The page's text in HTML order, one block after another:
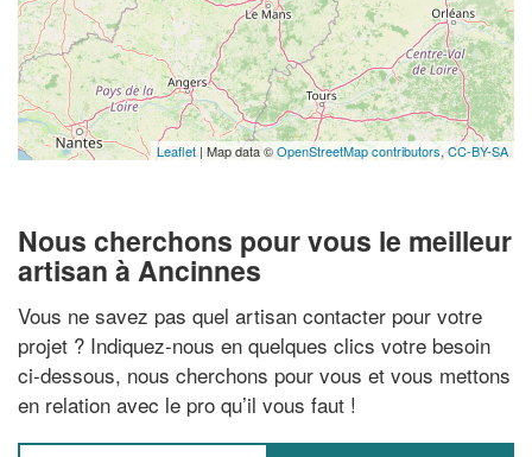
Leaflet | Map data ©OpenStreetMap contributors,CC-BY-SA
Nous cherchons pour vous le meilleur
artisan à Ancinnes
Vous ne savez pas quel artisan contacter pour votre
projet ? Indiquez-nous en quelques clics votre besoin
ci-dessous, nous cherchons pour vous et vous mettons
en relation avec le pro qu’il vous faut !